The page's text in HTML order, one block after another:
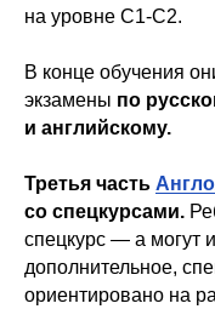
на уровне C1-C2.
В конце обучения
экзамены по
и английскому.
Третья часть
со спецкурсами.
спецкурс — а могут
дополнительное,
ориентировано на